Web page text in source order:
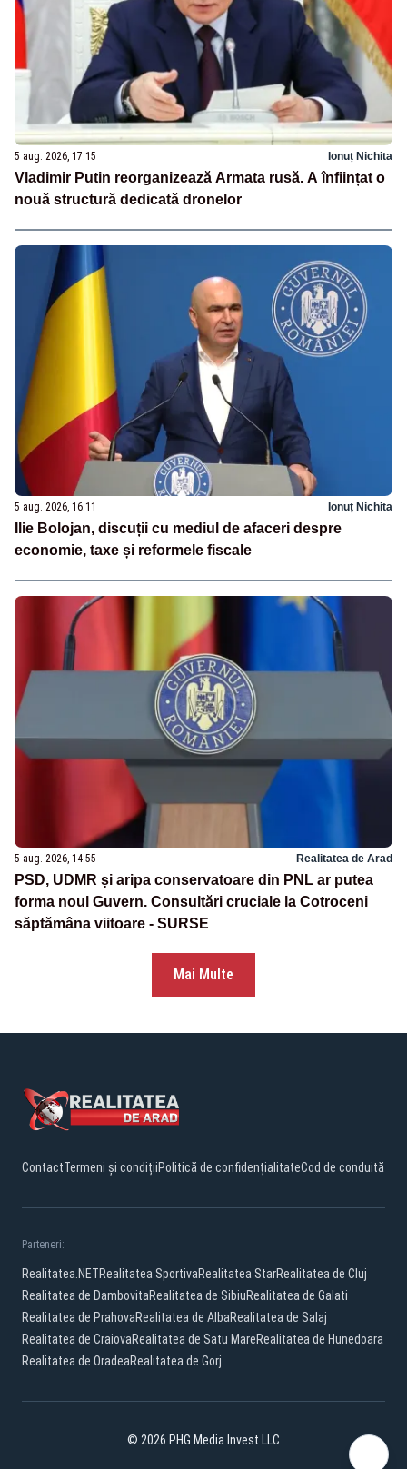
5 aug. 2026, 17:15 Ionuț Nichita
Vladimir Putin reorganizează Armata rusă. A înființat o
nouă structură dedicată dronelor
5 aug. 2026, 16:11 Ionuț Nichita
Ilie Bolojan, discuții cu mediul de afaceri despre
economie, taxe și reformele fiscale
5 aug. 2026, 14:55 Realitatea de Arad
PSD, UDMR și aripa conservatoare din PNL ar putea
forma noul Guvern. Consultări cruciale la Cotroceni
săptămâna viitoare - SURSE
Mai Multe
ContactTermeni și condițiiPolitică de confidențialitateCod de conduită
Parteneri:
Realitatea.NETRealitatea SportivaRealitatea StarRealitatea de Cluj
Realitatea de DambovitaRealitatea de SibiuRealitatea de Galati
Realitatea de PrahovaRealitatea de AlbaRealitatea de Salaj
Realitatea de CraiovaRealitatea de Satu MareRealitatea de Hunedoara
Realitatea de OradeaRealitatea de Gorj
© 2026 PHG Media Invest LLC